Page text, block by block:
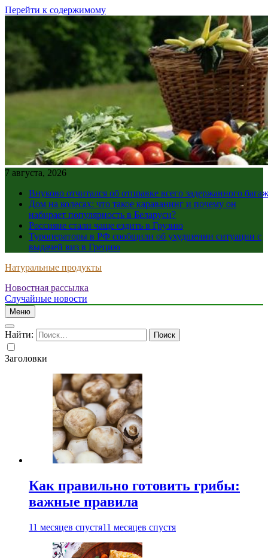
Перейти к содержимому
7 августа, 2026
Внуково отчитался об отправке всего задержанного
Дом на колесах: что такое караванинг и почему он
набирает популярность в Беларуси?
Россияне стали чаще ездить в Грузию
Туроператоры в РФ сообщили об ухудшении ситуации с
выдачей виз в Грецию
Натуральные продукты
Новостная рассылка
Случайные новости
Меню
Найти:
Заголовки
Как правильно готовить грибы:
важные правила
11 месяцев спустя11 месяцев спустя